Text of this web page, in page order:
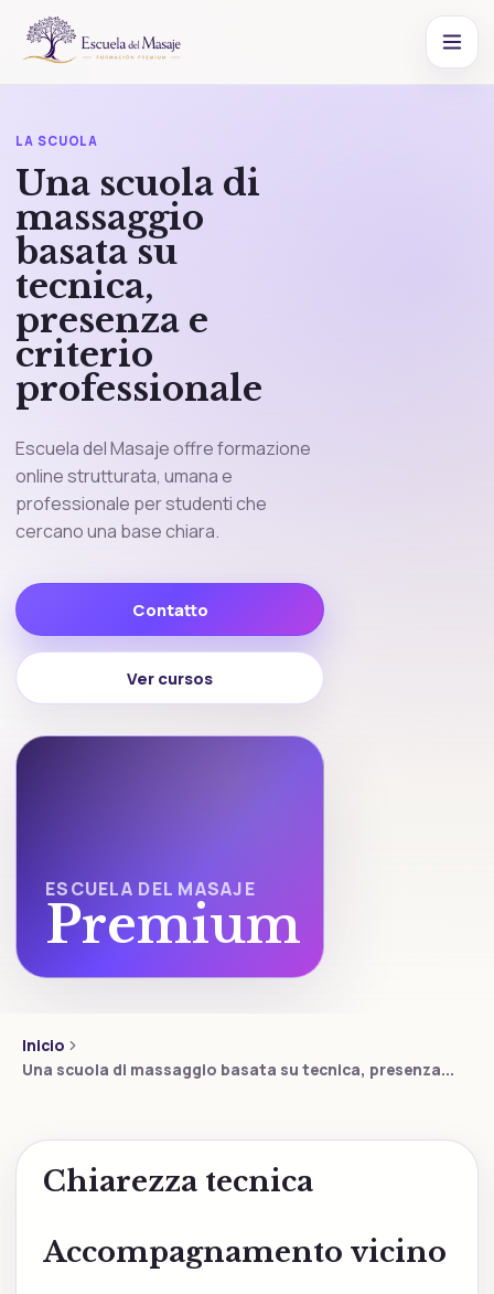
LA SCUOLA
Una scuola di
massaggio
basata su
tecnica,
presenza e
criterio
professionale
Escuela del Masaje offre formazione
online strutturata, umana e
professionale per studenti che
cercano una base chiara.
Contatto
Ver cursos
ESCUELA DEL MASAJE
Premium
Inicio
Una scuola di massaggio basata su tecnica, presenza...
Chiarezza tecnica
Accompagnamento vicino